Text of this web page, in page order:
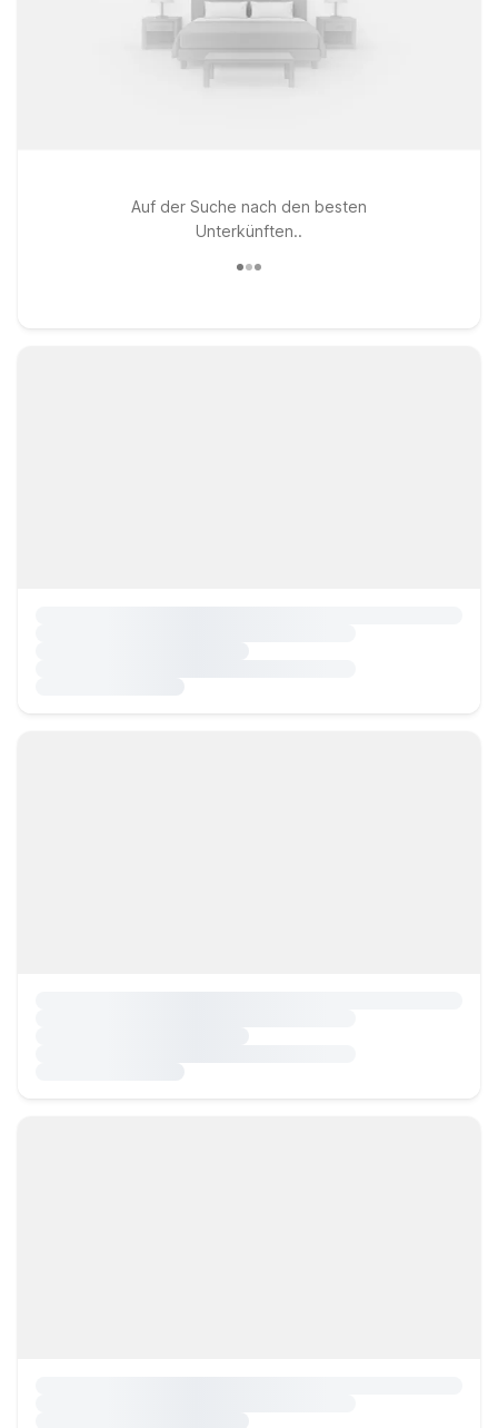
Auf der Suche nach den besten
Unterkünften..